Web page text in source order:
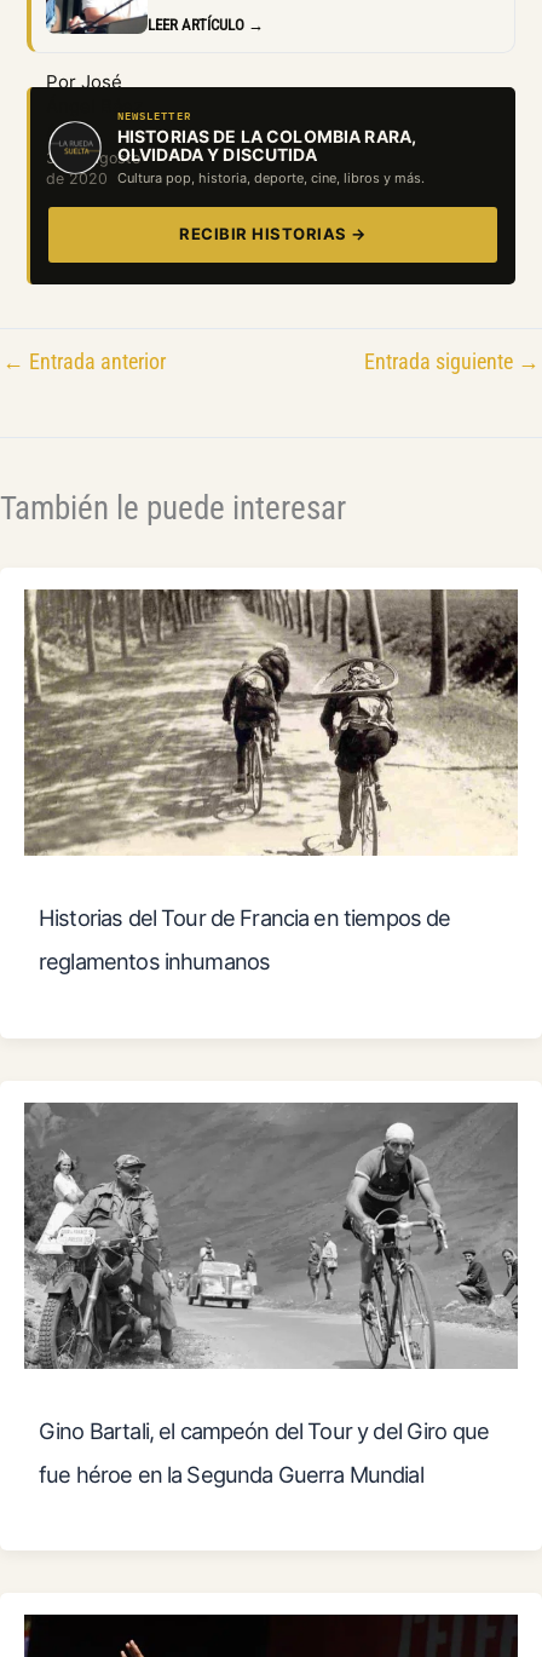
Por José
A.
31 de agosto
de 2020
LEER ARTÍCULO →
NEWSLETTER
HISTORIAS DE LA COLOMBIA RARA,
OLVIDADA Y DISCUTIDA
Cultura pop, historia, deporte, cine, libros y más.
RECIBIR HISTORIAS →
← Entrada anterior Entrada siguiente →
También le puede interesar
Historias del Tour de Francia en tiempos de
reglamentos inhumanos
Gino Bartali, el campeón del Tour y del Giro que
fue héroe en la Segunda Guerra Mundial